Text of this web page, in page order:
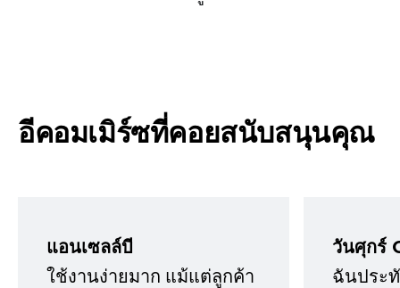
อีคอมเมิร์ซที่คอยสนับสนุนคุณ
แอนเซลล์บี
ใช้งานง่ายมาก แม้แต่ลูกค้า
วันศุกร์
ฉันประ